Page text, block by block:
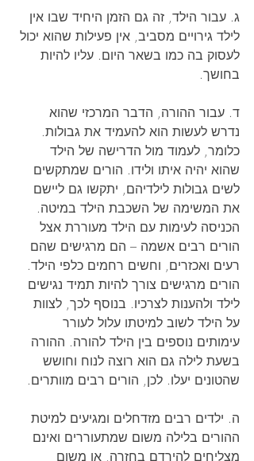
ג. עבור הילד, זה גם הזמן היחיד שבו אין
לילד גירויים מסביב, אין פעילות שהוא יכול
לעסוק בה כמו בשאר היום. עליו להיות
בחושך.
ד. עבור ההורה, הדבר המרכזי שהוא
נדרש לעשות הוא להעמיד את גבולות.
כלומר, לעמוד מול הדרישה של הילד
שהוא יהיה איתו ולידו. הורים שמתקשים
לשים גבולות לילדיהם, יתקשו גם ליישם
את המשימה של השכבת הילד במיטה.
הכניסה לעימות עם הילד מעוררת אצל
הורים רבים אשמה – הם מרגישים שהם
רעים ואכזרים, וחשים רחמים כלפי הילד.
הורים מרגישים צורך להיות תמיד נגישים
לילד ולהענות לצרכיו. בנוסף לכך, לצוות
על הילד לשוב למיטתו עלול לעורר
עימותים נוספים בין הילד להורה. ההורה
בשעת לילה גם הוא רוצה לנוח וחושש
שהטונים יעלו. לכן, הורים רבים מוותרים.
ה. ילדים רבים מזדחלים ומגיעים למיטת
ההורים בלילה משום שמתעוררים ואינם
מצליחים להירדם בחזרה, או משום